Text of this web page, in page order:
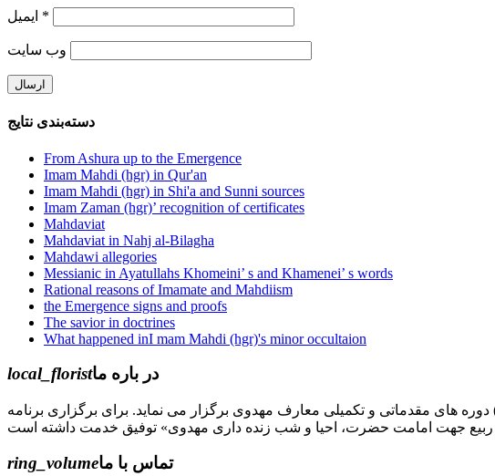
*
وب‌ سایت
دسته‌بندی نتایج
From Ashura up to the Emergence
Imam Mahdi (hgr) in Qur'an
Imam Mahdi (hgr) in Shi'a and Sunni sources
Imam Zaman (hgr)’ recognition of certificates
Mahdaviat
Mahdaviat in Nahj al-Bilagha
Mahdawi allegories
Messianic in Ayatullahs Khomeini’ s and Khamenei’ s words
Rational reasons of Imamate and Mahdiism
the Emergence signs and proofs
The savior in doctrines
What happened inI mam Mahdi (hgr)'s minor occultaion
local_floristدر باره ما
مهدی موعود(عجل الله) دوره های مقدماتی و تکمیلی معارف مهدوی برگزار می نماید. برای برگزاری برنامه
ring_volumeتماس با ما